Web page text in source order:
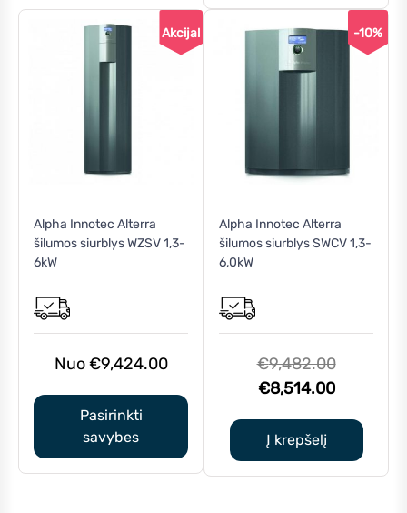
Akcija!
Alpha Innotec Alterra
šilumos siurblys WZSV 1,3-
6kW
€9,424.00
Pasirinkti
savybes
product
has
options
may
on
the
-10%
Alpha Innotec Alterra
šilumos siurblys SWCV 1,3-
6,0kW
€9,482.00Original
price
€8,514.00Current
Į krepšelį